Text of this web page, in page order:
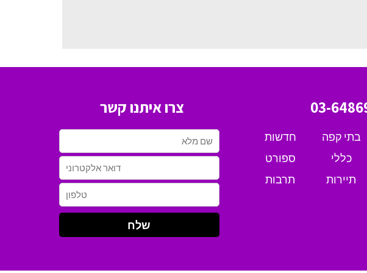
בתי קפה
חדשות
כללי
ספורט
תיירות תרבות
צרו איתנו קשר